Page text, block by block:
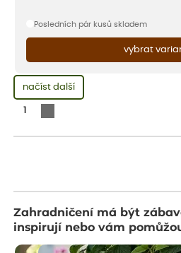
Posledních pár kusů skladem
vybrat
načíst další
Zahradničení má být
inspirují nebo vám